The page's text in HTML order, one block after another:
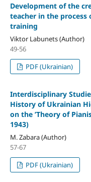
Development of the
teacher in the
training
Viktor Labunets (Author)
49-56
PDF (Ukrainian)
Interdisciplinary
History of Ukrainian
on the ’Theory of
1943)
M. Zabara (Author)
57-67
PDF (Ukrainian)